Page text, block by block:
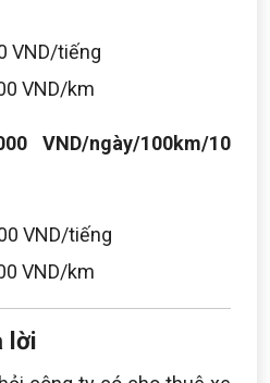
VND/tiếng
VND/km
VND/ngày/100km/10
VND/tiếng
VND/km
lời